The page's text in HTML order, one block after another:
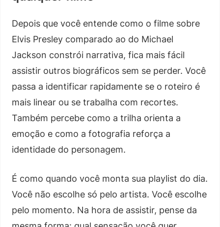
Depois que você entende como o filme sobre
Elvis Presley comparado ao do Michael
Jackson constrói narrativa, fica mais fácil
assistir outros biográficos sem se perder. Você
passa a identificar rapidamente se o roteiro é
mais linear ou se trabalha com recortes.
Também percebe como a trilha orienta a
emoção e como a fotografia reforça a
identidade do personagem.
É como quando você monta sua playlist do dia.
Você não escolhe só pelo artista. Você escolhe
pelo momento. Na hora de assistir, pense da